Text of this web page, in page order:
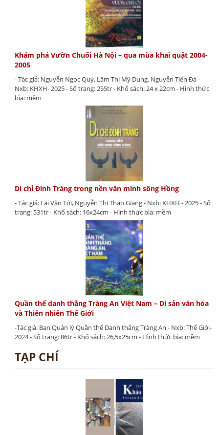
Khám phá Vườn Chuối Hà Nội – qua mùa khai quật 2004-
2005
- Tác giả: Nguyễn Ngọc Quý, Lâm Thị Mỹ Dung, Nguyễn Tiến Đà -
Nxb: KHXH- 2025 - Số trang: 255tr - Khổ sách: 24 x 22cm - Hình thức
bìa: mềm
Di chỉ Đình Tràng trong nền văn minh sông Hồng
- Tác giả: Lại Văn Tới, Nguyễn Thị Thao Giang - Nxb: KHXH - 2025 - Số
trang: 531tr - Khổ sách: 16x24cm - Hình thức bìa: mềm
Quần thể danh thắng Tràng An Việt Nam – Di sản văn hóa
và Thiên nhiên Thế Giới
-Tác giả: Ban Quản lý Quần thể Danh thắng Tràng An - Nxb: Thế Giới-
2024 - Số trang: 86tr - Khổ sách: 26,5x25cm - Hình thức bìa: mềm
TẠP CHÍ